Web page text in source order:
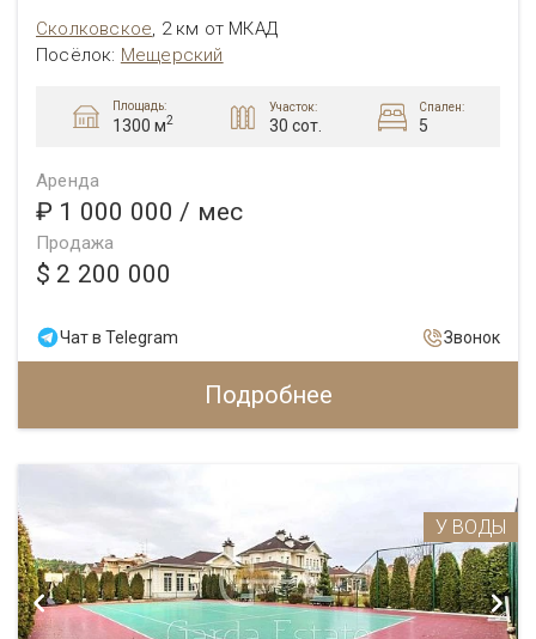
Сколковское, 2 км от МКАД
Посёлок: Мещерский
Площадь:
1300 м2
Участок:
30 сот.
Спален:
5
Аренда
₽ 1 000 000/ мес
Продажа
$ 2 200 000
Чат в Telegram Звонок
Подробнее
У ВОДЫ